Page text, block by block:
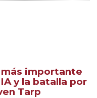
importante
y la batalla por
Tarp